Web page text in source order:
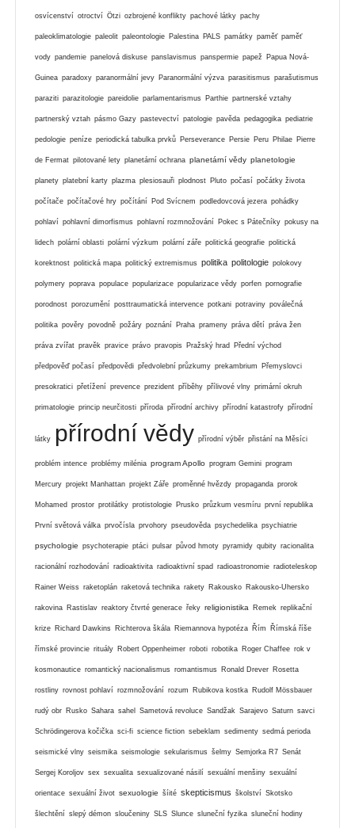
osvícenství otroctví Ötzi ozbrojené konflikty pachové látky pachy
paleoklimatologie paleolit paleontologie Palestina PALS památky paměť paměť
vody pandemie panelová diskuse panslavismus panspermie papež Papua Nová-
Guinea paradoxy paranormální jevy Paranormální výzva parasitismus parašutismus
paraziti parazitologie pareidolie parlamentarismus Parthie partnerské vztahy
partnerský vztah pásmo Gazy pastevectví patologie pavěda pedagogika pediatrie
pedologie peníze periodická tabulka prvků Perseverance Persie Peru Philae Pierre
de Fermat pilotované lety planetární ochrana planetární vědy planetologie
planety platební karty plazma plesiosauři plodnost Pluto počasí počátky života
počítače počítačové hry počítání Pod Svícnem podledovcová jezera pohádky
pohlaví pohlavní dimorfismus pohlavní rozmnožování Pokec s Pátečníky pokusy na
lidech polární oblasti polární výzkum polární záře politická geografie politická
korektnost politická mapa politický extremismus politika politologie polokovy
polymery poprava populace popularizace popularizace vědy porfen pornografie
porodnost porozumění posttraumatická intervence potkani potraviny poválečná
politika pověry povodně požáry poznání Praha prameny práva dětí práva žen
práva zvířat pravěk pravice právo pravopis Pražský hrad Přední východ
předpověď počasí předpovědi předvolební průzkumy prekambrium Přemyslovci
presokratici přetížení prevence prezident příběhy přílivové vlny primární okruh
primatologie princip neurčitosti příroda přírodní archivy přírodní katastrofy přírodní
látky přírodní vědy přírodní výběr přistání na Měsíci
problém intence problémy milénia program Apollo program Gemini program
Mercury projekt Manhattan projekt Záře proměnné hvězdy propaganda prorok
Mohamed prostor protilátky protistologie Prusko průzkum vesmíru první republika
První světová válka prvočísla prvohory pseudověda psychedelika psychiatrie
psychologie psychoterapie ptáci pulsar původ hmoty pyramidy qubity racionalita
racionální rozhodování radioaktivita radioaktivní spad radioastronomie radioteleskop
Rainer Weiss raketoplán raketová technika rakety Rakousko Rakousko-Uhersko
rakovina Rastislav reaktory čtvrté generace řeky religionistika Remek replikační
krize Richard Dawkins Richterova škála Riemannova hypotéza Řím Římská říše
římské provincie rituály Robert Oppenheimer roboti robotika Roger Chaffee rok v
kosmonautice romantický nacionalismus romantismus Ronald Drever Rosetta
rostliny rovnost pohlaví rozmnožování rozum Rubikova kostka Rudolf Mössbauer
rudý obr Rusko Sahara sahel Sametová revoluce Sandžak Sarajevo Saturn savci
Schrödingerova kočička sci-fi science fiction sebeklam sedimenty sedmá perioda
seismické vlny seismika seismologie sekularismus šelmy Semjorka R7 Senát
Sergej Koroljov sex sexualita sexualizované násilí sexuální menšiny sexuální
orientace sexuální život sexuologie šíité skepticismus školství Skotsko
šlechtění slepý démon sloučeniny SLS Slunce sluneční fyzika sluneční hodiny